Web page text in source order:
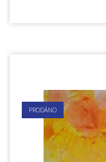
PRODÁNO